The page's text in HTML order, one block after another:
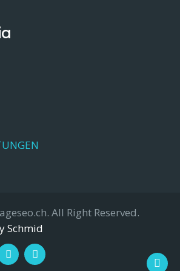
All Right Reserved.
Schmid